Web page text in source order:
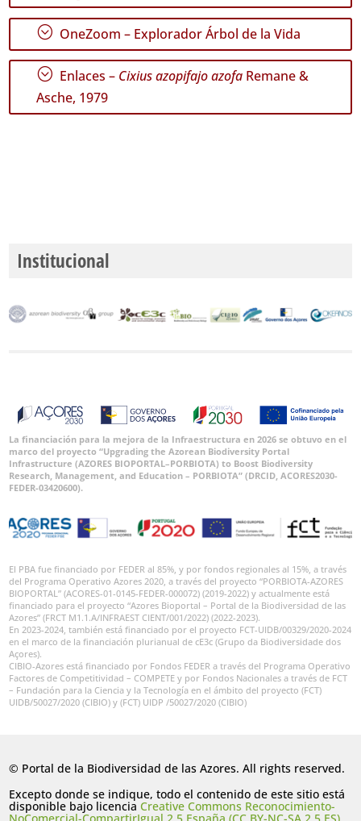
; OneZoom – Explorador Árbol de la Vida
; Enlaces – Cixius azopifajo azofa Remane &
Asche, 1979
Institucional
La financiación para la mejora de la Infraestructura en 2026 se obtuvo en el
marco del proyecto “Upgrading the Azorean Biodiversity Portal
Infrastructure (AZORES BIOPORTAL–PORBIOTA) to Boost Biodiversity
Research, Management, and Education – PORBIOTA” (DRCID, ACORES2030-
FEDER-03420600).
El PBA fue financiado por FEDER al 85%, y por fondos regionales al 15%, a través
del Programa Operativo Azores 2020, a través del proyecto “PORBIOTA-AZORES
BIOPORTAL” (ACORES-01-0145-FEDER-000072) (2019-2022) y actualmente está
financiado para el proyecto “Azores Bioportal – Portal de la Biodiversidad de las
Azores” (FRCT M1.1.A/INFRAEST CIENT/001/2022) (2022-2023).
En 2023-2024, también está financiado por el proyecto FCT-UIDB/00329/2020-2024
en el marco de la financiación plurianual de cE3c (Grupo da Biodiversidade dos
Açores).
CIBIO-Azores está financiado por Fondos FEDER a través del Programa Operativo
Factores de Competitividad – COMPETE y por Fondos Nacionales a través de FCT
– Fundación para la Ciencia y la Tecnología en el ámbito del proyecto (FCT)
UIDB/50027/2020 (CIBIO) y (FCT) UIDP /50027/2020 (CIBIO)
© Portal de la Biodiversidad de las Azores. All rights reserved.
Excepto donde se indique, todo el contenido de este sitio está
disponible bajo licenciaCreative Commons Reconocimiento-